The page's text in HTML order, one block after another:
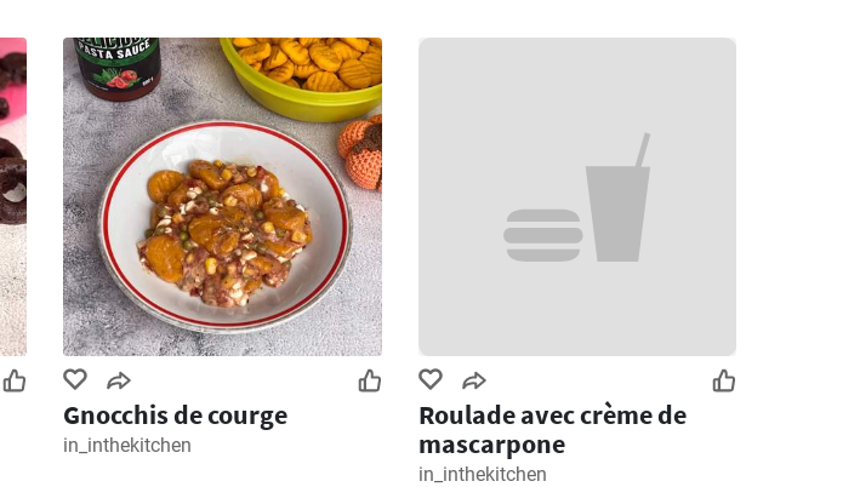
Gnocchis de courge
in_inthekitchen
Roulade avec crème de
mascarpone
in_inthekitchen